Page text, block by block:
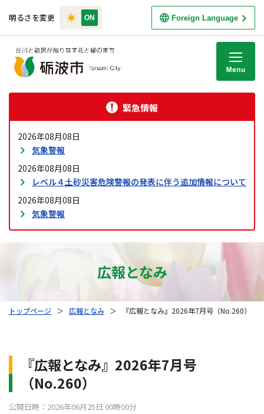
明るさを変更 Foreign Language
緊急情報
2026年08月08日
気象警報
2026年08月08日
レベル４土砂災害危険警報の発表に伴う追加情報について
2026年08月08日
気象警報
広報となみ
トップページ ＞ 広報となみ ＞ 『広報となみ』2026年7月号（No.260）
『広報となみ』2026年7月号
（No.260）
公開日時：2026年06月25日 00時00分